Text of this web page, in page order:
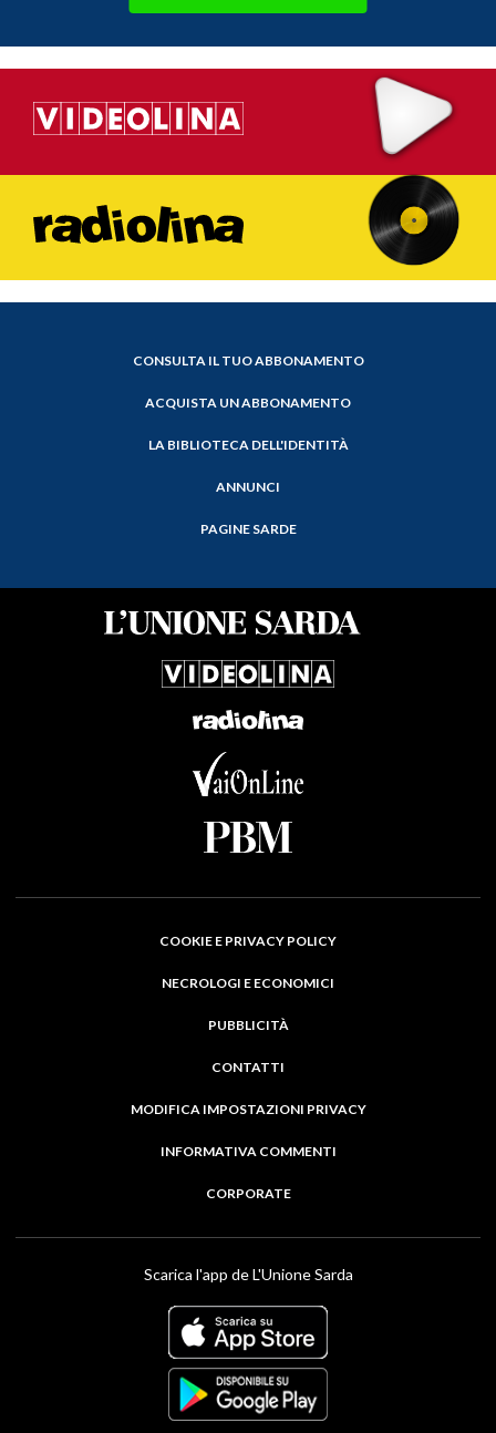
CONSULTA IL TUO ABBONAMENTO
ACQUISTA UN ABBONAMENTO
LA BIBLIOTECA DELL'IDENTITÀ
ANNUNCI
PAGINE SARDE
COOKIE E PRIVACY POLICY
NECROLOGI E ECONOMICI
PUBBLICITÀ
CONTATTI
MODIFICA IMPOSTAZIONI PRIVACY
INFORMATIVA COMMENTI
CORPORATE
Scarica l'app de L'Unione Sarda